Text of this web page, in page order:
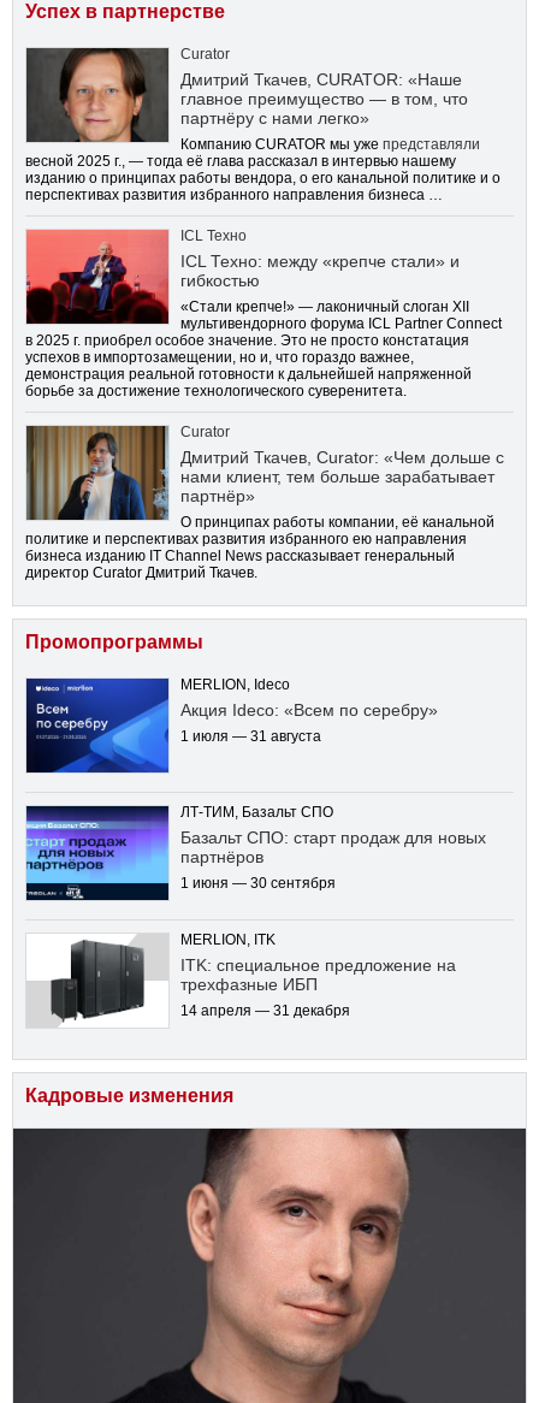
Успех в партнерстве
Curator
Дмитрий Ткачев, CURATOR: «Наше
главное преимущество — в том, что
партнёру с нами легко»
Компанию CURATOR мы уже представляли
весной 2025 г., — тогда её глава рассказал в интервью нашему
изданию о принципах работы вендора, о его канальной политике и о
перспективах развития избранного направления бизнеса …
ICL Техно
ICL Техно: между «крепче стали» и
гибкостью
«Стали крепче!» — лаконичный слоган XII
мультивендорного форума ICL Partner Connect
в 2025 г. приобрел особое значение. Это не просто констатация
успехов в импортозамещении, но и, что гораздо важнее,
демонстрация реальной готовности к дальнейшей напряженной
борьбе за достижение технологического суверенитета.
Curator
Дмитрий Ткачев, Curator: «Чем дольше с
нами клиент, тем больше зарабатывает
партнёр»
О принципах работы компании, её канальной
политике и перспективах развития избранного ею направления
бизнеса изданию IT Channel News рассказывает генеральный
директор Curator Дмитрий Ткачев.
Промопрограммы
MERLION, Ideco
Акция Ideco: «Всем по серебру»
1 июля — 31 августа
ЛТ-ТИМ, Базальт СПО
Базальт СПО: старт продаж для новых
партнёров
1 июня — 30 сентября
MERLION, ITK
ITK: специальное предложение на
трехфазные ИБП
14 апреля — 31 декабря
Кадровые изменения